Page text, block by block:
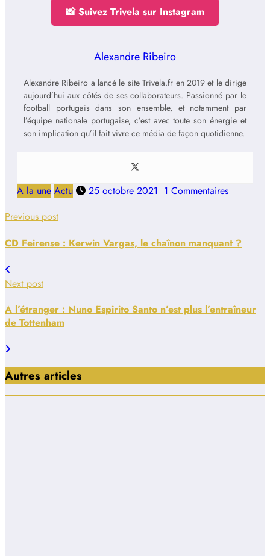
📸 Suivez Trivela sur Instagram
Alexandre Ribeiro
Alexandre Ribeiro a lancé le site Trivela.fr en 2019 et le dirige
aujourd’hui aux côtés de ses collaborateurs. Passionné par le
football portugais dans son ensemble, et notamment par
l’équipe nationale portugaise, c’est avec toute son énergie et
son implication qu’il fait vivre ce média de façon quotidienne.
A la une Actu 25 octobre 2021 1 Commentaires
Previous post
CD Feirense : Kerwin Vargas, le chaînon manquant ?
Next post
A l’étranger : Nuno Espirito Santo n’est plus l’entraîneur
de Tottenham
Autres articles